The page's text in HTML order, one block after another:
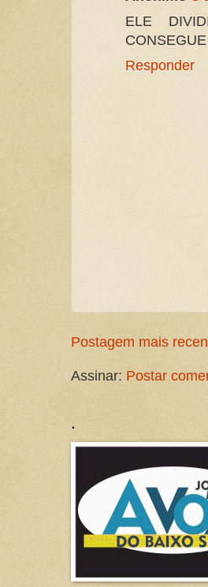
ELE
Responder
Postagem mais
Assinar: Postar
.